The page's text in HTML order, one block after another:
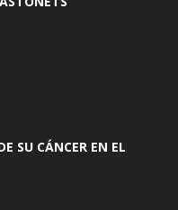
SU CÁNCER EN EL